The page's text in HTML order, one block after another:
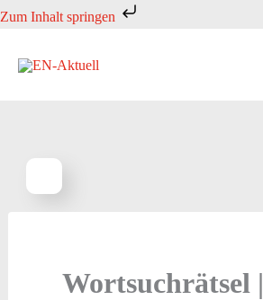
Zum Inhalt springen
Zum
springen
Wortsuchrätsel |